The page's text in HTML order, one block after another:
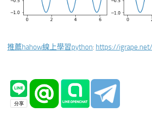
推薦hahow線上學習python: https://